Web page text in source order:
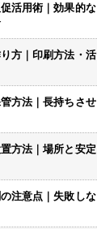
活用術｜効果的な
方｜印刷方法・活
方法｜長持ちさせ
方法｜場所と安定
注意点｜失敗しな